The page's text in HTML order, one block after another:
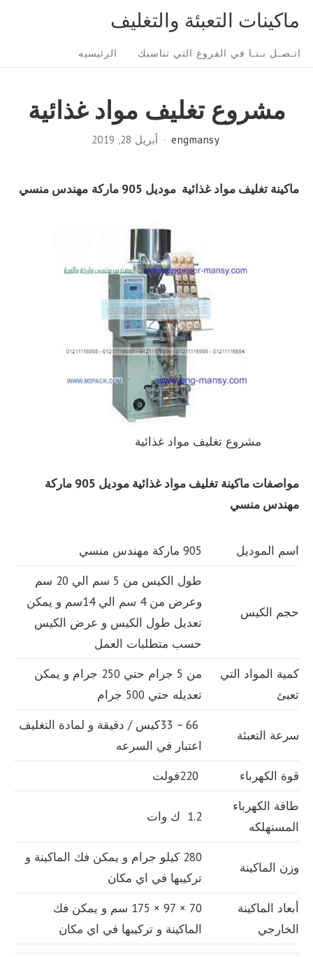
content
ماكينات التعبئة والتغليف
Site
Navigation
اتـصـل بـنـا في الفروع التي تناسبك الرئيسيه
مشروع تغليف مواد غذائية
engmansy أبريل 28, 2019
ماكينة تغليف مواد غذائية موديل 905 ماركة مهندس منسي
مشروع تغليف مواد غذائية
مواصفات ماكينة تغليف مواد غذائية
موديل 905 ماركة
مهندس منسي
اسم الموديل 905 ماركة مهندس منسي
حجم الكيس
طول الكيس من 5 سم الي 20 سم
وعرض من 4 سم الي 14سم و يمكن
تعديل طول الكيس و عرض الكيس
حسب متطلبات العمل
كمية المواد التي
تعبئ
من 5 جرام حتي 250 جرام و يمكن
تعديله حتي 500 جرام
سرعة التعبئة
66 – 33كيس / دقيقة و لمادة التغليف
اعتبار في السرعه
قوة الكهرباء
طاقة الكهرباء
المستهلكه
1.2 ك وات
وزن الماكينة
280 كيلو جرام و يمكن فك الماكينة و
تركيبها في اي مكان
أبعاد الماكينة
الخارجي
70 × 97 × 175 سم و يمكن فك
الماكينة و تركيبها في اي مكان